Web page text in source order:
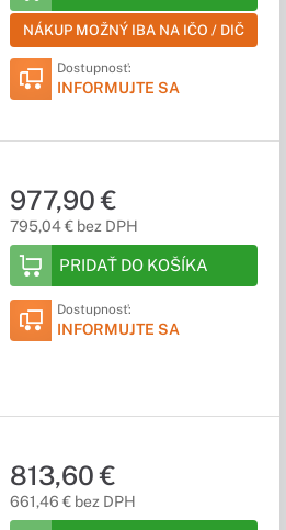
NÁKUP MOŽNÝ IBA NA IČO / DIČ
Dostupnosť:
INFORMUJTE SA
977,90 €
795,04 € bez DPH
PRIDAŤ DO KOŠÍKA
Dostupnosť:
INFORMUJTE SA
813,60 €
661,46 € bez DPH